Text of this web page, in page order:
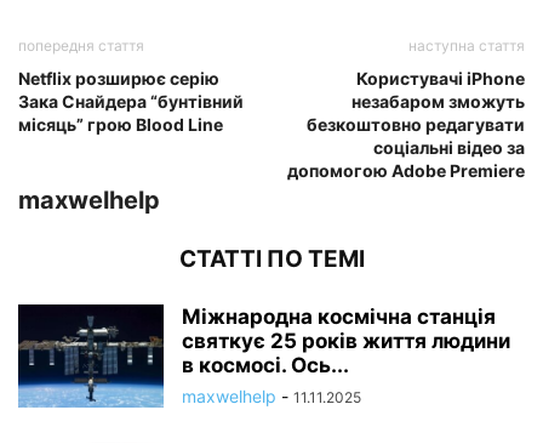
попередня стаття
Netflix розширює серію
Зака Снайдера “бунтівний
місяць” грою Blood Line
наступна стаття
Користувачі iPhone
незабаром зможуть
безкоштовно редагувати
соціальні відео за
допомогою Adobe Premiere
maxwelhelp
СТАТТІ ПО ТЕМІ
Міжнародна космічна станція
святкує 25 років життя людини
в космосі. Ось...
maxwelhelp - 11.11.2025